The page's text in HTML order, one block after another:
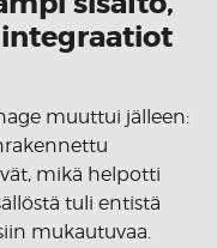
muuttui jälleen:
mikä helpotti
tuli entistä
mukautuvaa.